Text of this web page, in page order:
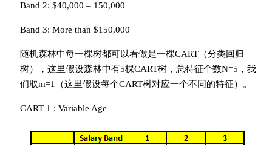
Band 2: $40,000 – 150,000
Band 3: More than $150,000
随机森林中每一棵树都可以看做是一棵CART（分类回归
树），这里假设森林中有5棵CART树，总特征个数N=5，我
们取m=1（这里假设每个CART树对应一个不同的特征）。
CART 1 : Variable Age